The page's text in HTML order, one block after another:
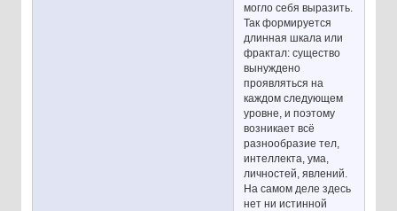
могло себя выразить.
Так формируется
длинная шкала или
фрактал: существо
вынуждено
проявляться на
каждом следующем
уровне, и поэтому
возникает всё
разнообразие тел,
интеллекта, ума,
личностей, явлений.
На самом деле здесь
нет ни истинной